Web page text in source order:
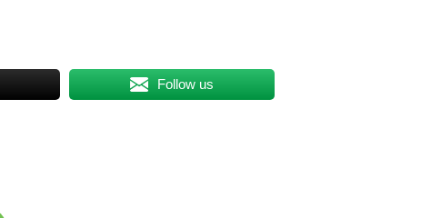
Follow us